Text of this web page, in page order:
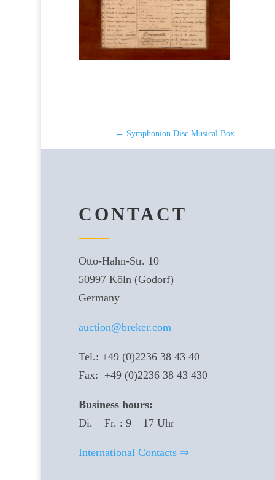
← Symphonion Disc Musical Box
CONTACT
Otto-Hahn-Str. 10
50997 Köln (Godorf)
Germany
auction@breker.com
Tel.: +49 (0)2236 38 43 40
Fax: +49 (0)2236 38 43 430
Business hours:
Di. – Fr. : 9 – 17 Uhr
International Contacts ⇒